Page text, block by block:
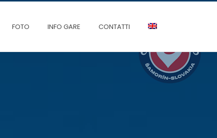
FOTO INFO GARE CONTATTI